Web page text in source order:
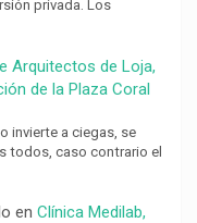
privada. Los
Arquitectos de Loja,
de la Plaza Coral
invierte a ciegas, se
todos, caso contrario el
en Clínica Medilab,